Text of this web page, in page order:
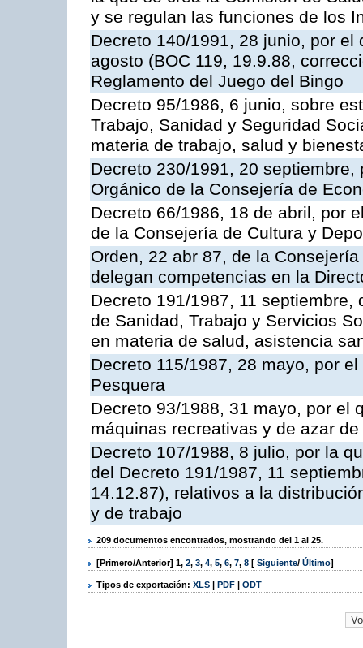
y se regulan las funciones de los
Decreto 140/1991, 28 junio, por
agosto (BOC 119, 19.9.88,
Reglamento del Juego del Bingo
Decreto 95/1986, 6 junio, sobre
Trabajo, Sanidad y Seguridad
materia de trabajo, salud y
Decreto 230/1991, 20
Orgánico de la Consejería de
Decreto 66/1986, 18 de abril, por
de la Consejería de Cultura y
Orden, 22 abr 87, de la
delegan competencias en la
Decreto 191/1987, 11
de Sanidad, Trabajo y Servicios
en materia de salud, asistencia
Decreto 115/1987, 28 mayo, por
Pesquera
Decreto 93/1988, 31 mayo, por el
máquinas recreativas y de azar
Decreto 107/1988, 8 julio, por la
del Decreto 191/1987, 11
14.12.87), relativos a la
y de trabajo
209 documentos encontrados, mostrando del 1 al 25.
[Primero/Anterior] 1, 2, 3, 4, 5, 6, 7, 8 [ Siguiente/ Último]
Tipos de exportación: XLS | PDF | ODT